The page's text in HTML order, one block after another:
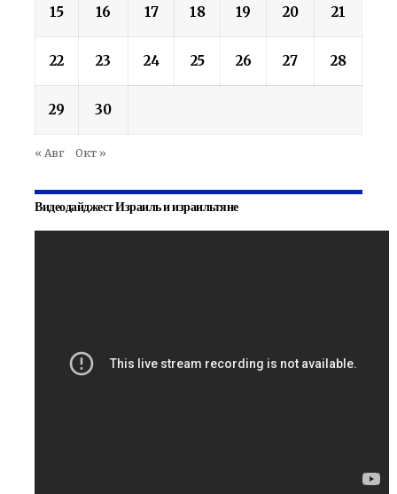
15 16 17 18 19 20 21
22 23 24 25 26 27 28
29 30
« Авг Окт »
Видеодайджест Израиль и израильтяне